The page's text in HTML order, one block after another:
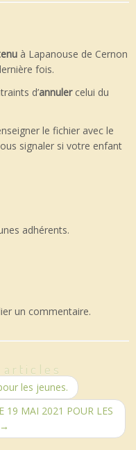
à Lapanouse de Cernon
fois.
d’annuler celui du
le fichier avec le
signaler si votre enfant
adhérents.
un commentaire.
les jeunes.
19 MAI 2021 POUR LES
→